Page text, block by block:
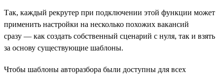
Так, каждый рекрутер при подключении этой функции может
применить настройки на несколько похожих вакансий
сразу — как создать собственный сценарий с нуля, так и взять
за основу существующие шаблоны.
Чтобы шаблоны авторазбора были доступны для всех